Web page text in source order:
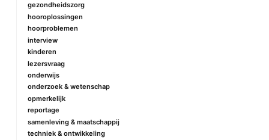
gezondheidszorg
hooroplossingen
hoorproblemen
interview
kinderen
lezersvraag
onderwijs
onderzoek & wetenschap
opmerkelijk
reportage
samenleving & maatschappij
techniek & ontwikkeling